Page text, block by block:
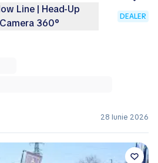
Line | Head-Up
360°
DEALER
28 Iunie 2026